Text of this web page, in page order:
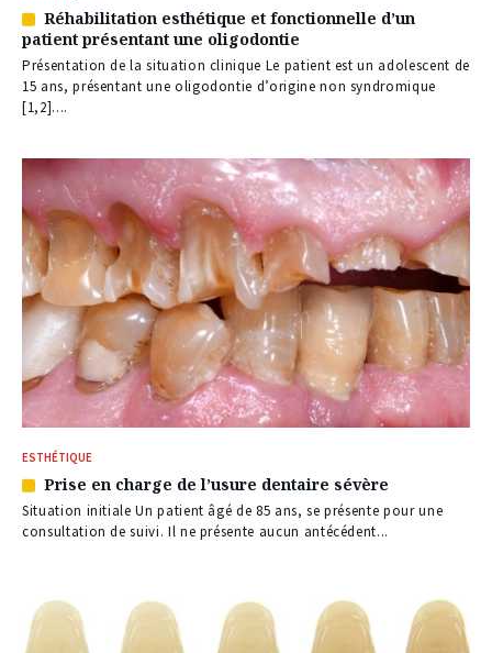
Article
réservé
à
nos
abonnés
Réhabilitation esthétique et fonctionnelle d’un
patient présentant une oligodontie
Présentation de la situation clinique Le patient est un adolescent de
15 ans, présentant une oligodontie d’origine non syndromique
[1,2]....
ESTHÉTIQUE
Article
réservé
à
Prise en charge de l’usure dentaire sévère
Situation initiale Un patient âgé de 85 ans, se présente pour une
consultation de suivi. Il ne présente aucun antécédent...